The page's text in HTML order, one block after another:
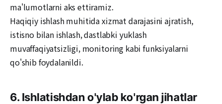
ma'lumotlarni aks ettiramiz.
Haqiqiy ishlash muhitida xizmat darajasini ajratish,
istisno bilan ishlash, dastlabki yuklash
muvaffaqiyatsizligi, monitoring kabi funksiyalarni
qo'shib foydalanildi.
6. Ishlatishdan o'ylab ko'rgan jihatlar